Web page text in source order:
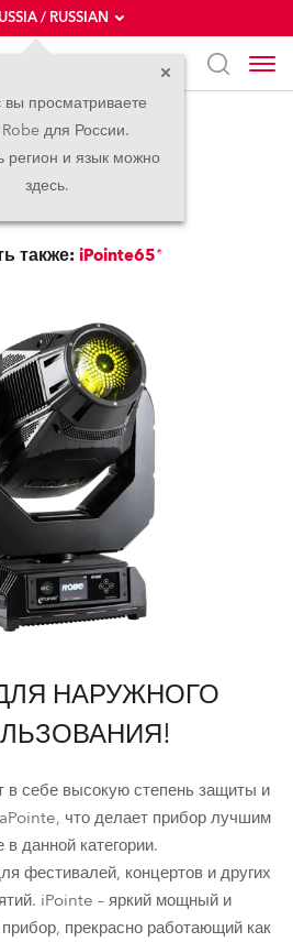
/ RUSSIAN
просматриваете
для России.
регион и язык можно
здесь.
iPointe®
прекращено
также:iPointe65®
НАРУЖНОГО
в себе высокую степень защиты и
что делает прибор лучшим
в данной категории.
фестивалей, концертов и других
iPointe – яркий мощный и
прекрасно работающий как